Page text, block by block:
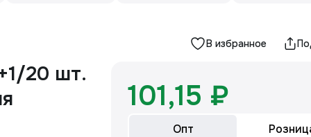
В избранное
20 шт.
101,15 ₽
Опт